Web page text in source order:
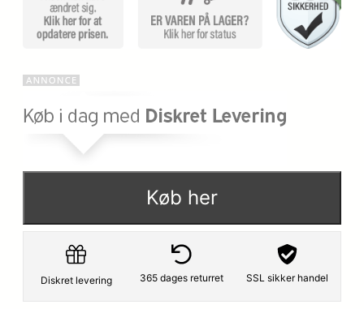
Køb her
Diskret levering 365 dages returret SSL sikker handel